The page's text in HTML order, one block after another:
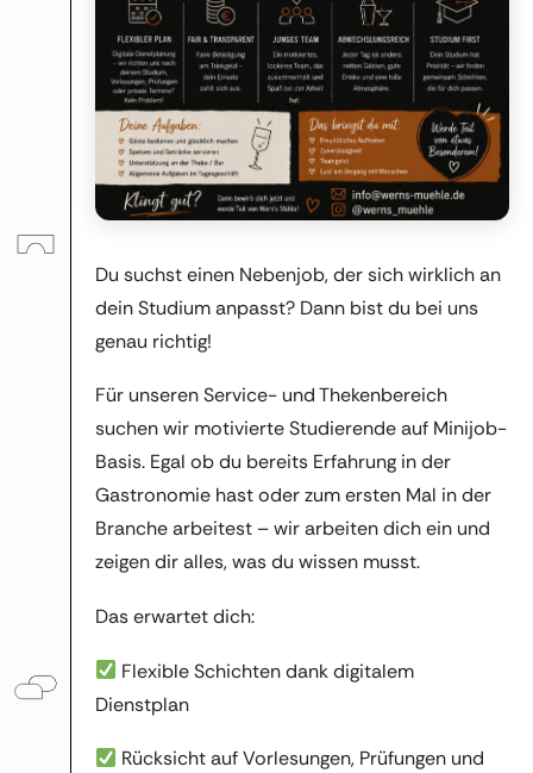
Du suchst einen Nebenjob, der sich wirklich an
dein Studium anpasst? Dann bist du bei uns
genau richtig!
Für unseren Service- und Thekenbereich
suchen wir motivierte Studierende auf Minijob-
Basis. Egal ob du bereits Erfahrung in der
Gastronomie hast oder zum ersten Mal in der
Branche arbeitest – wir arbeiten dich ein und
zeigen dir alles, was du wissen musst.
Das erwartet dich:
Flexible Schichten dank digitalem
Dienstplan
Rücksicht auf Vorlesungen, Prüfungen und